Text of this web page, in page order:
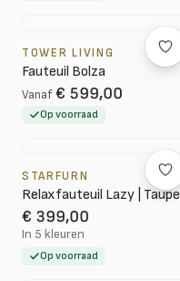
TOWER LIVING
Fauteuil Bolza
Vanaf € 599,00
Op voorraad
STARFURN
Relaxfauteuil Lazy | Taupe
€ 399,00
In 5 kleuren
Op voorraad